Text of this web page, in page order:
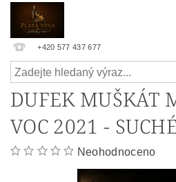
+420 577 437 677
DUFEK MUŠKÁT
VOC 2021 -
Neohodnoceno